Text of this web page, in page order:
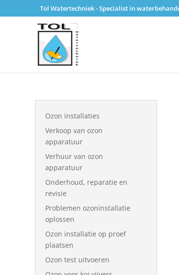
Tol Watertechniek - Specialist in
Ozon installaties
Verkoop van ozon
apparatuur
Verhuur van ozon
apparatuur
Onderhoud, reparatie en
revisie
Problemen ozoninstallatie
oplossen
Ozon installatie op proef
plaatsen
Ozon test uitvoeren